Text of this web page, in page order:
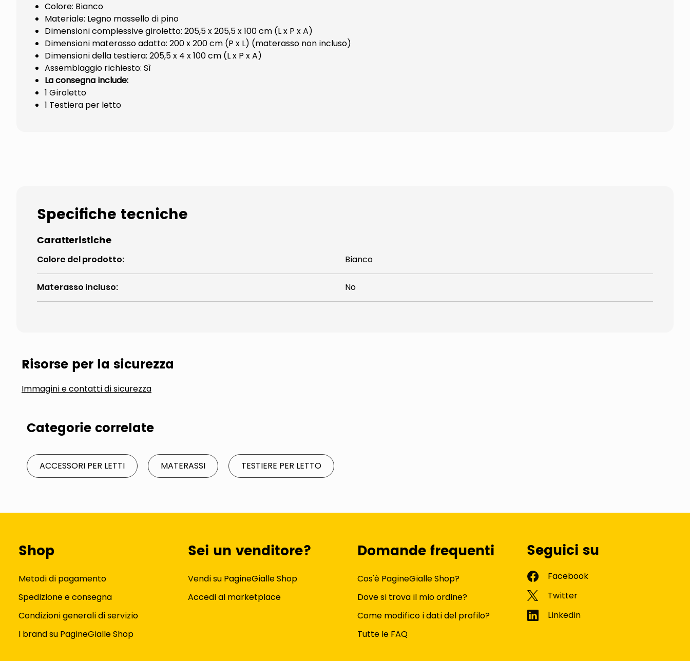
Colore: Bianco
Materiale: Legno massello di pino
Dimensioni complessive giroletto: 205,5 x 205,5 x 100 cm (L x P x A)
Dimensioni materasso adatto: 200 x 200 cm (P x L) (materasso non incluso)
Dimensioni della testiera: 205,5 x 4 x 100 cm (L x P x A)
Assemblaggio richiesto: Sì
La consegna include:
1 Giroletto
1 Testiera per letto
Specifiche tecniche
Caratteristiche
Colore del prodotto: Bianco
Materasso incluso: No
Risorse per la sicurezza
Immagini e contatti di sicurezza
Categorie correlate
ACCESSORI PER LETTI MATERASSI TESTIERE PER LETTO
Shop
Metodi di pagamento
Spedizione e consegna
Condizioni generali di servizio
I brand su PagineGialle Shop
Sei un venditore?
Vendi su PagineGialle Shop
Accedi al marketplace
Domande frequenti
Cos'è PagineGialle Shop?
Dove si trova il mio ordine?
Come modifico i dati del profilo?
Tutte le FAQ
Seguici su